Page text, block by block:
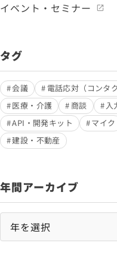
イベント・セミナー
タグ
会議 電話応対（コンタ
医療・介護
商談 入
API・開発キット
マイク
建設・不動産
年間アーカイブ